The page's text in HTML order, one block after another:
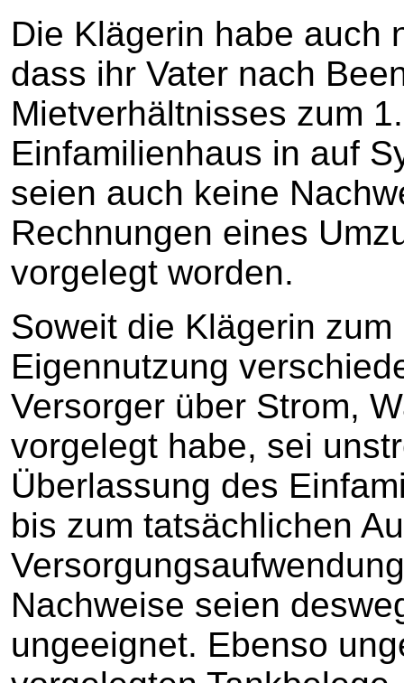
Die Klägerin habe auch
dass ihr Vater nach
Mietverhältnisses zum
Einfamilienhaus in auf
seien auch keine
Rechnungen eines
vorgelegt worden.
Soweit die Klägerin
Eigennutzung
Versorger über Strom,
vorgelegt habe, sei
Überlassung des
bis zum tatsächlichen
Nachweise seien
ungeeignet. Ebenso